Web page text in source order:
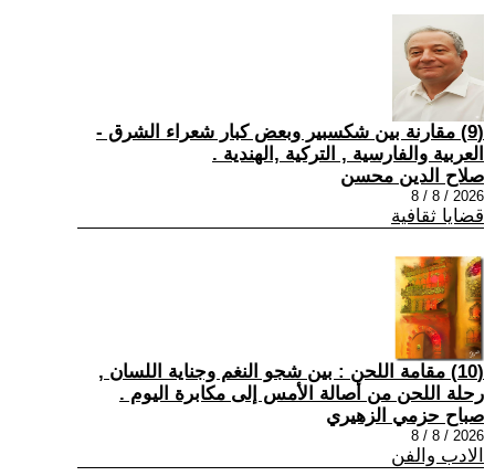
(9) مقارنة بين شكسبير وبعض كبار شعراء الشرق -
العربية والفارسية , التركية ,الهندية .
صلاح الدين محسن
2026 / 8 / 8
قضايا ثقافية
(10) مقامة اللحن : بين شجو النغم وجناية اللسان ,
رحلة اللحن من أصالة الأمس إلى مكابرة اليوم .
صباح حزمي الزهيري
2026 / 8 / 8
الادب والفن